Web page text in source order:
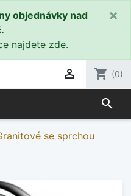
objednávky nad
najdete zde.
×
 shopping_cart (0)
search
se sprchou